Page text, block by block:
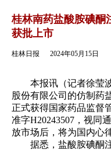
返回
桂林南药盐酸胺碘酮
获批上市
桂林日报 2024年05月15日
本报讯（记者徐莹波
股份有限公司的仿制药
正式获得国家药品监督
准字H20243507，视同
放市场后，将为国内心
据悉，盐酸胺碘酮注